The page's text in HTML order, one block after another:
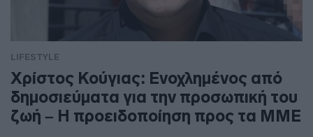
LIFESTYLE
Χρίστος Κούγιας: Ενοχλημένος από
δημοσιεύματα για την προσωπική του
ζωή – Η προειδοποίηση προς τα ΜΜΕ